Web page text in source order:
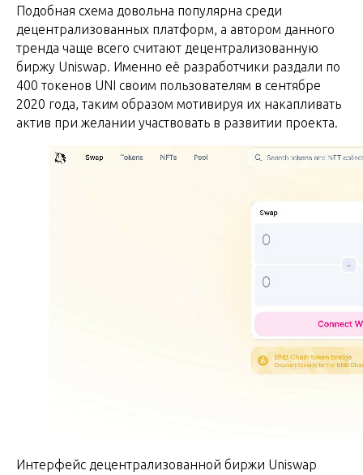
Подобная схема довольна популярна среди
децентрализованных платформ, а автором данного
тренда чаще всего считают децентрализованную
биржу Uniswap. Именно её разработчики раздали по
400 токенов UNI своим пользователям в сентябре
2020 года, таким образом мотивируя их накапливать
актив при желании участвовать в развитии проекта.
Интерфейс децентрализованной биржи Uniswap